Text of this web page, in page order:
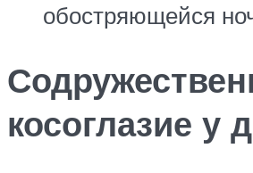
обостряющейся
косоглазие у